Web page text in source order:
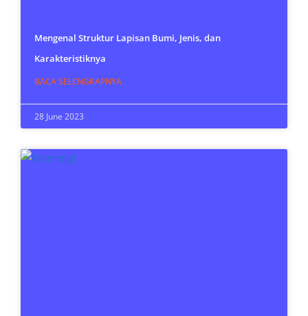
Mengenal Struktur Lapisan Bumi, Jenis, dan
Karakteristiknya
BACA SELENGKAPNYA
28 June 2023